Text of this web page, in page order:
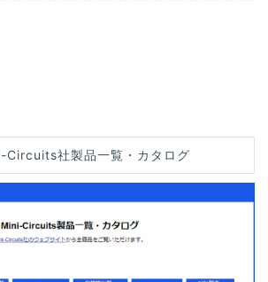
Circuits社製品一覧・カタログ